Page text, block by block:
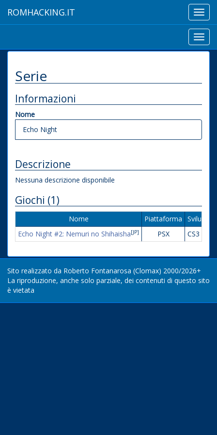
ROMHACKING.IT
Serie
Informazioni
Nome
Echo Night
Descrizione
Nessuna descrizione disponibile
Giochi (1)
Nome Piattaforma
Echo Night #2: Nemuri no Shihaisha[JP] PSX CS3
Sito realizzato da Roberto Fontanarosa (Clomax) 2000/2026+
La riproduzione, anche solo parziale, dei contenuti di questo sito
è vietata